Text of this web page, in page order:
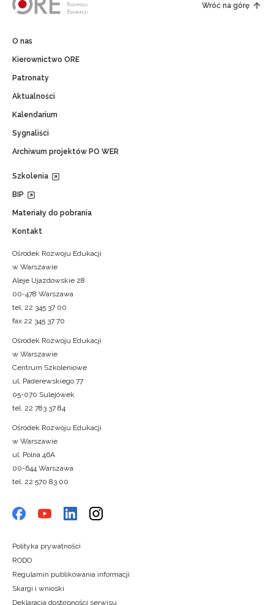
Wróć na górę
O nas
Kierownictwo ORE
Patronaty
Aktualności
Kalendarium
Sygnaliści
Archiwum projektów PO WER
Szkolenia
BIP
Materiały do pobrania
Kontakt
Ośrodek Rozwoju Edukacji
w Warszawie
Aleje Ujazdowskie 28
00-478 Warszawa
tel. 22 345 37 00
fax 22 345 37 70
Ośrodek Rozwoju Edukacji
w Warszawie
Centrum Szkoleniowe
ul. Paderewskiego 77
05-070 Sulejówek
tel. 22 783 37 84
Ośrodek Rozwoju Edukacji
w Warszawie
ul. Polna 46A
00-644 Warszawa
tel. 22 570 83 00
Polityka prywatności
RODO
Regulamin publikowania informacji
Skargi i wnioski
Deklaracja dostępności serwisu